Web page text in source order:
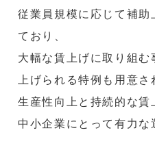
従業員規模に応じて補
ており、
大幅な賃上げに取り組む
上げられる特例も用意さ
生産性向上と持続的な
中小企業にとって有力な